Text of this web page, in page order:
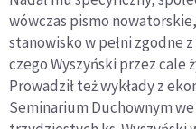
wówczas pismo
stanowisko w pełni zgodne
czego Wyszyński przez cale
Prowadził też wykłady z
Seminarium Duchownym we